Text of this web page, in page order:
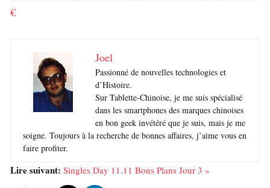
€
Joel
Passionné de nouvelles technologies et
d’Histoire.
Sur Tablette-Chinoise, je me suis spécialisé
dans les smartphones des marques chinoises
en bon geek invétéré que je suis, mais je me
soigne. Toujours à la recherche de bonnes affaires, j’aime vous en
faire profiter.
Lire suivant: Singles Day 11.11 Bons Plans Jour 3 »